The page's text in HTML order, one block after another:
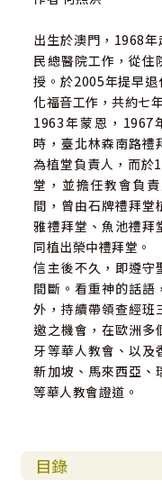
出生於澳門，1968
民總醫院工作，從住
授。於2005年提早
化福音工作，共約七
1963年蒙恩，1967
時，臺北林森南路禮
為植堂負責人，而於
堂，並擔任教會負
間，曾由石牌禮拜堂
雅禮拜堂、魚池禮拜
同植出榮中禮拜堂。
信主後不久，即遵守
間斷。看重神的話語
外，持續帶領查經班
邀之機會，在歐洲多
牙等華人教會、以及
新加坡、馬來西亞、
等華人教會證道。
目錄